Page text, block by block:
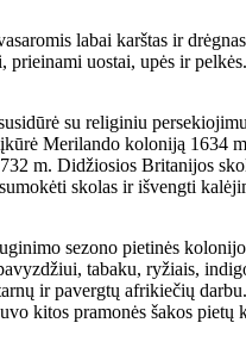
labai karštas ir
prieinami uostai, upės ir pelkės.
su religiniu
Merilando koloniją 1634
m. Didžiosios Britanijos
skolas ir išvengti
sezono pietinės
tabaku, ryžiais,
ir pavergtų afrikiečių
kitos pramonės šakos pietų